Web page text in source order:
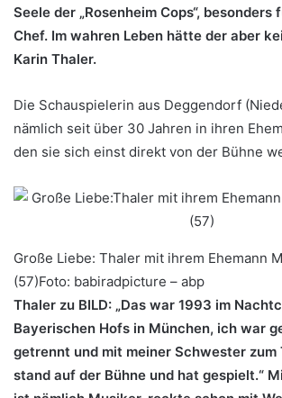
Seele der „Rosenheim Cops“, besonders
Chef. Im wahren Leben hätte der aber
Karin Thaler.
Die Schauspielerin aus Deggendorf
nämlich seit über 30 Jahren in ihren
den sie sich einst direkt von der Bühne
Große Liebe: Thaler mit ihrem Ehemann
(57)Foto: babiradpicture – abp
Thaler zu BILD: „Das war 1993 im
Bayerischen Hofs in München, ich war
getrennt und mit meiner Schwester zum
stand auf der Bühne und hat gespielt.“